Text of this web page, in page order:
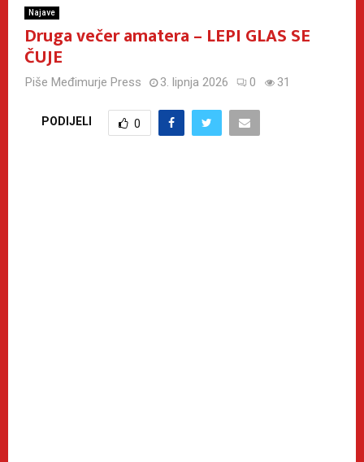
Najave
Druga večer amatera – LEPI GLAS SE
ČUJE
Piše Međimurje Press 3. lipnja 2026 0 31
PODIJELI 0